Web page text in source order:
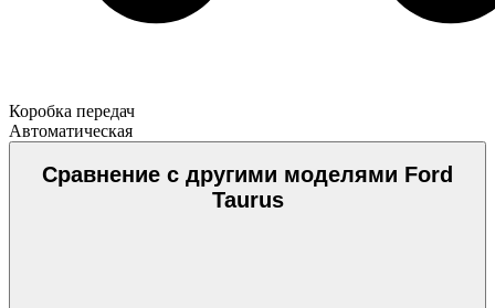
Коробка передач
Автоматическая
Сравнение с другими моделями Ford
Taurus